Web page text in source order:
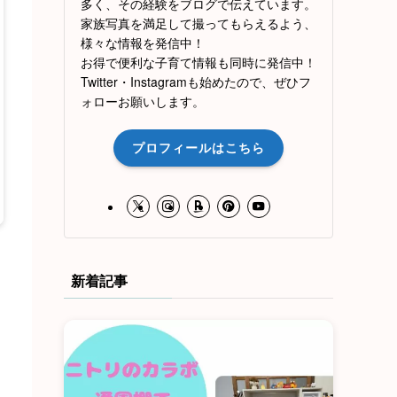
家族写真を満足して撮ってもらえるよう、
様々な情報を発信中！
お得で便利な子育て情報も同時に発信中！
Twitter・Instagramも始めたので、ぜひフ
ォローお願いします。
プロフィールはこちら
新着記事